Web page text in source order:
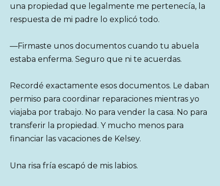
una propiedad que legalmente me pertenecía, la
respuesta de mi padre lo explicó todo.
—Firmaste unos documentos cuando tu abuela
estaba enferma. Seguro que ni te acuerdas.
Recordé exactamente esos documentos. Le daban
permiso para coordinar reparaciones mientras yo
viajaba por trabajo. No para vender la casa. No para
transferir la propiedad. Y mucho menos para
financiar las vacaciones de Kelsey.
Una risa fría escapó de mis labios.